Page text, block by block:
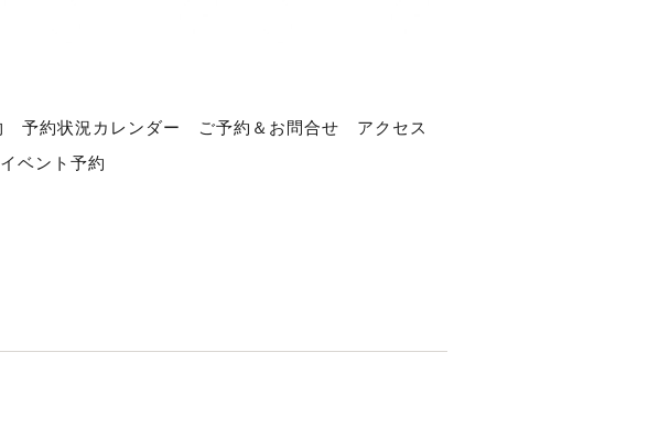
予約状況カレンダー ご予約＆お問合せ
アクセス
イベント予約